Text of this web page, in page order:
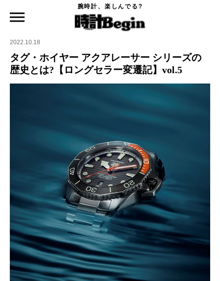
腕時計、楽しんでる?
タグ・ホイヤー アクアレーサー シリーズの歴史とは?【ロングセラー変遷記】vol.5
2022.10.18
タグ・ホイヤー アクアレーサー シリーズの
歴史とは?【ロングセラー変遷記】vol.5